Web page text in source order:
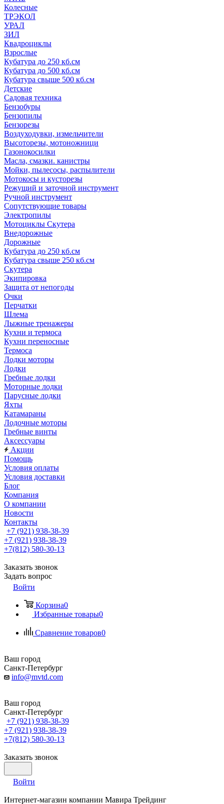
Колесные
ТРЭКОЛ
УРАЛ
ЗИЛ
Квадроциклы
Взрослые
Кубатура до 250 кб.см
Кубатура до 500 кб.см
Кубатура свыше 500 кб.см
Детские
Садовая техника
Бензобуры
Бензопилы
Бензорезы
Воздуходувки, измельчители
Высоторезы, мотоножници
Газонокосилки
Масла, смазки. канистры
Мойки, пылесосы, распылители
Мотокосы и кусторезы
Режущий и заточной инструмент
Ручной инструмент
Сопутствующие товары
Электропилы
Мотоциклы Скутера
Внедорожные
Дорожные
Кубатура до 250 кб.см
Кубатура свыше 250 кб.см
Скутера
Экипировка
Защита от непогоды
Очки
Перчатки
Шлема
Лыжные тренажеры
Кухни и термоса
Кухни переносные
Термоса
Лодки моторы
Лодки
Гребные лодки
Моторные лодки
Парусные лодки
Яхты
Катамараны
Лодочные моторы
Гребные винты
Аксессуары
Акции
Помощь
Условия оплаты
Условия доставки
Блог
Компания
О компании
Новости
Контакты
+7 (921) 938-38-39
+7 (921) 938-38-39
+7(812) 580-30-13
Заказать звонок
Задать вопрос
Войти
Корзина0
Избранные товары0
Сравнение товаров0
Ваш город
Санкт-Петербург
info@mvtd.com
Ваш город
Санкт-Петербург
+7 (921) 938-38-39
+7 (921) 938-38-39
+7(812) 580-30-13
Заказать звонок
Войти
Интернет-магазин компании Мавира Трейдинг